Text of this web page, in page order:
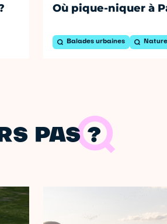
Où pique-niquer à
Balades urbaines Nature
PAS ?